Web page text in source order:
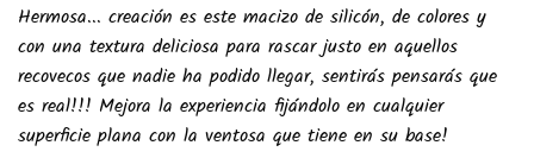
Hermosa... creación es este macizo de silicón, de colores y
con una textura deliciosa para rascar justo en aquellos
recovecos que nadie ha podido llegar, sentirás pensarás que
es real!!! Mejora la experiencia fijándolo en cualquier
superficie plana con la ventosa que tiene en su base!